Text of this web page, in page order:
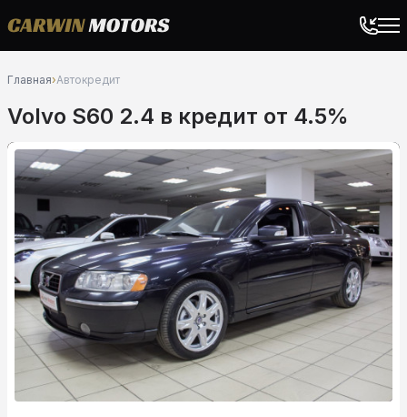
Главная›Автокредит
Volvo S60 2.4 в кредит от 4.5%